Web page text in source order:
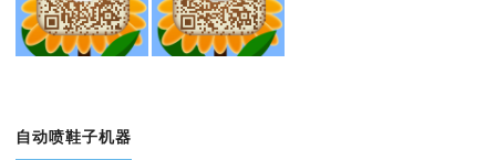
自动喷鞋子机器